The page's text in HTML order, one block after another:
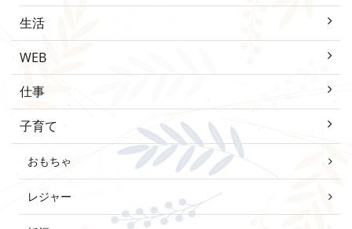
生活
WEB
仕事
子育て
おもちゃ
レジャー